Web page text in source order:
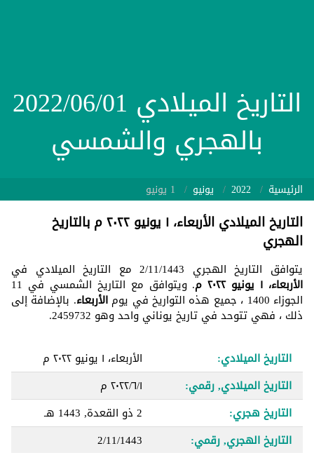
التاريخ الميلادي 2022/06/01
بالهجري والشمسي
الرئيسية 2022 يونيو 1 يونيو
التاريخ الميلادي الأربعاء، ١ يونيو ٢٠٢٢ م بالتاريخ
الهجري
يتوافق التاريخ الهجري 2/11/1443 مع التاريخ الميلادي في
الأربعاء، ١ يونيو ٢٠٢٢ م . ويتوافق مع التاريخ الشمسي في 11
الجوزاء 1400 ، جميع هذه التواريخ في يوم الأربعاء. بالإضافة إلى
ذلك ، فهي تتوحد في تاريخ يوناني واحد وهو 2459732.
التاريخ الميلادي:
الأربعاء، ١ يونيو ٢٠٢٢ م
التاريخ الميلادي, رقمي:
١‏/٦‏/٢٠٢٢ م
التاريخ هجري:
2 ذو القعدة, 1443 هـ
التاريخ الهجري, رقمي:
2/11/1443